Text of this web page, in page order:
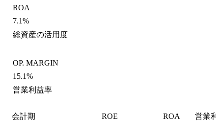
ROA
7.1%
総資産の活用度
OP. MARGIN
15.1%
営業利益率
会計期 ROE ROA 営業